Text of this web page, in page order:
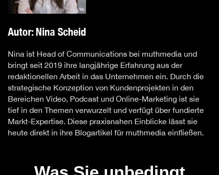
Autor: Nina Scheid
Nina ist Head of Communications bei muthmedia und
bringt seit 2019 ihre langjährige Erfahrung aus der
redaktionellen Arbeit in das Unternehmen ein. Durch die
strategische Konzeption von Kundenprojekten in den
Bereichen Video, Podcast und Online-Marketing ist sie
tief in den Themen verwurzelt und verfügt über fundierte
Markt-Expertise. Diese praxisnahen Einblicke lässt sie
heute direkt in ihre Blogartikel für muthmedia einfließen.